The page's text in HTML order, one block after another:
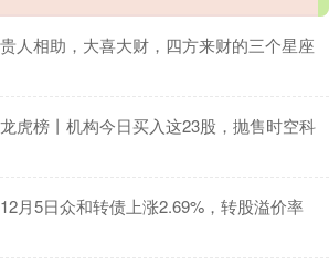
人相助，大喜大财，四方来财的三个星座
虎榜丨机构今日买入这23股，抛售时空科
月5日众和转债上涨2.69%，转股溢价率